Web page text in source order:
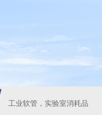
工业软管，实验室消耗品